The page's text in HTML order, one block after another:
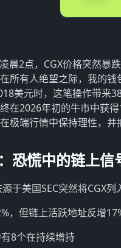
晨2点，CGX价格突然暴
所有人绝望之际，我的
美元时，这笔操作带
在2026年初的牛市中获
极端行情中保持理性，并
恐慌中的链上信
于美国SEC突然将CGX
，但链上活跃地址反增
8个在持续增持